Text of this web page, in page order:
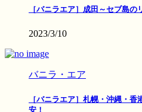
［バニラエア］成田～セブ島の
2023/3/10
バニラ・エア
［バニラエア］札幌・沖縄・
安！